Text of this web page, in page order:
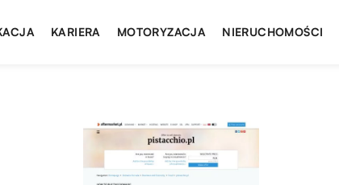
KARIERA MOTORYZACJA NIERUCHOMOŚCI